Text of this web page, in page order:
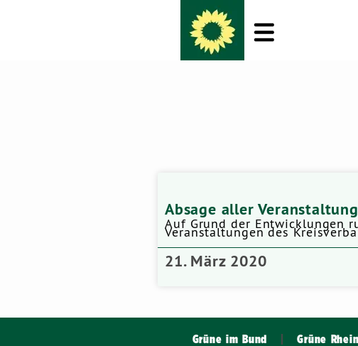
Absage aller
Auf Grund der Entwicklungen
Veranstaltungen des
21. März 2020
Grüne im Bund Grüne